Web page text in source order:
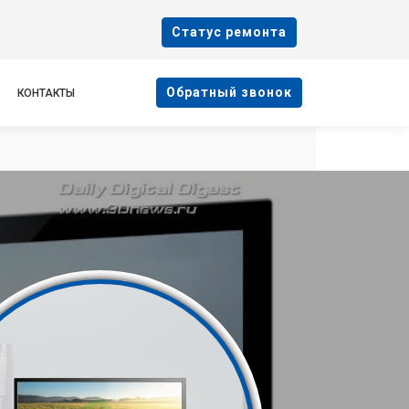
Cтатус ремонта
КОНТАКТЫ Oбратный звонок